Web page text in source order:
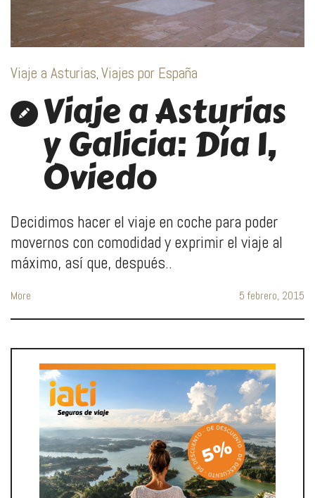
Viaje a Asturias, Viajes por España
Viaje a Asturias
y Galicia: Día 1,
Oviedo
Decidimos hacer el viaje en coche para poder
movernos con comodidad y exprimir el viaje al
máximo, así que, después..
More 5 febrero, 2015